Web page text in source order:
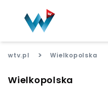
wtv.pl > Wielkopolska
Wielkopolska